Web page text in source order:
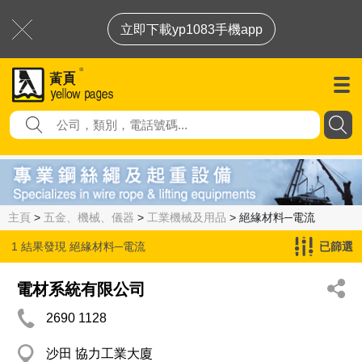
立即下載yp1083手機app
主頁 > 五金、機械、儀器 > 工業機械及用品 > 絕緣材料─電流
1 結果發現 絕緣材料─電流 已篩選
電材系統有限公司
2690 1128
沙田 協力工業大廈